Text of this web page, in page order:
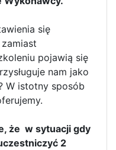
się
pojawią się
nam jako
W istotny sposób
że w sytuacji gdy
2